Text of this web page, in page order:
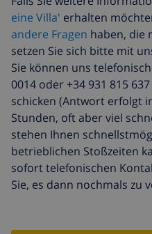
Zusätzliche
bettwäsche
Zusätzliche
handtücher
Späte abreise
Zusätzliche
reinigung
Reiserücktrittsfonds:
eine Villa' erhalten
andere Fragen haben, die
setzen Sie sich bitte mit
Sie können uns
0014 oder +34 931 815
schicken (Antwort erfolgt
Stunden, oft aber viel
stehen Ihnen
betrieblichen Stoßzeiten
sofort telefonischen
Sie, es dann nochmals zu